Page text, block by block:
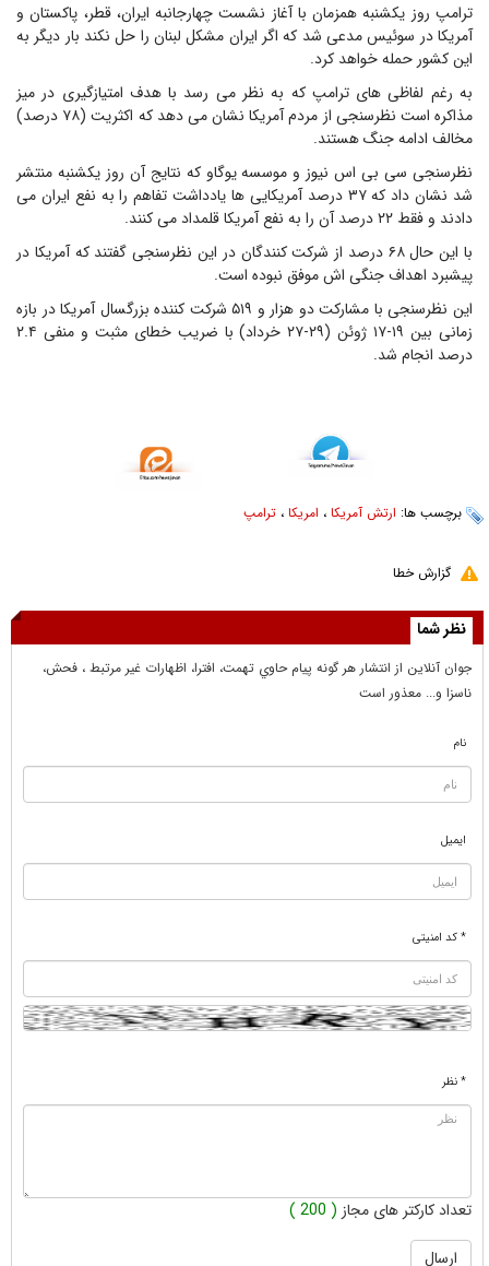
ترامپ روز یکشنبه همزمان با آغاز نشست چهارجانبه ایران، قطر، پاکستان و
آمریکا در سوئیس مدعی شد که اگر ایران مشکل لبنان را حل نکند بار دیگر به
این کشور حمله خواهد کرد.
به رغم لفاظی های ترامپ که به نظر می رسد با هدف امتیازگیری در میز
مذاکره است نظرسنجی از مردم آمریکا نشان می دهد که اکثریت (۷۸ درصد)
مخالف ادامه جنگ هستند.
نظرسنجی سی بی اس نیوز و موسسه یوگاو که نتایج آن روز یکشنبه منتشر
شد نشان داد که ۳۷ درصد آمریکایی ها یادداشت تفاهم را به نفع ایران می
دادند و فقط ۲۲ درصد آن را به نفع آمریکا قلمداد می کنند.
با این حال ۶۸ درصد از شرکت کنندگان در این نظرسنجی گفتند که آمریکا در
پیشبرد اهداف جنگی اش موفق نبوده است.
این نظرسنجی با مشارکت دو هزار و ۵۱۹ شرکت کننده بزرگسال آمریکا در بازه
زمانی بین ۱۹-۱۷ ژوئن (۲۹-۲۷ خرداد) با ضریب خطای مثبت و منفی ۲.۴
درصد انجام شد.
برچسب ها: ارتش آمریکا ، امریکا ، ترامپ
گزارش خطا
نظر شما
جوان آنلاين از انتشار هر گونه پيام حاوي تهمت، افترا، اظهارات غير مرتبط ، فحش،
ناسزا و... معذور است
نام
ایمیل
* کد امنیتی
* نظر
تعداد کارکتر های مجاز ( 200 )